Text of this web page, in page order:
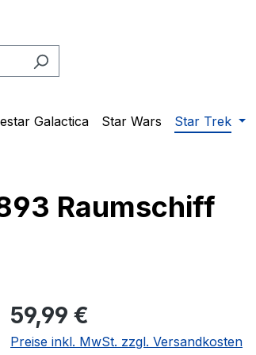
Galactica Star Wars Star Trek
Raumschiff
Regulärer Preis:
59,99 €
Preise inkl. MwSt. zzgl. Versandkosten